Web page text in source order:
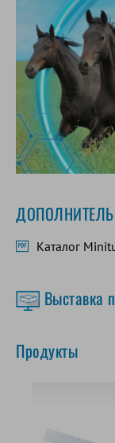
Каталог
Выставка
Продукты